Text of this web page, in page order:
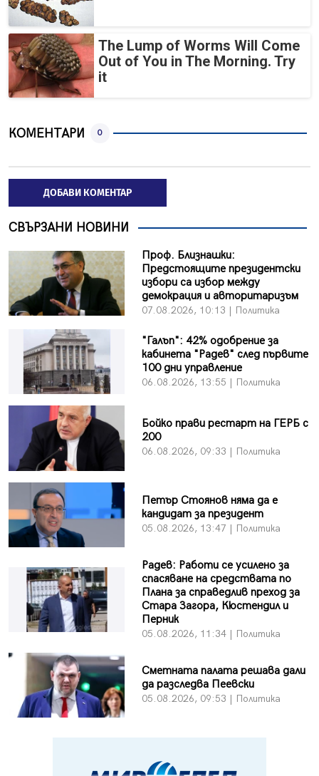
The Lump of Worms Will Come
Out of You in The Morning. Try
it
КОМЕНТАРИ 0
ДОБАВИ КОМЕНТАР
СВЪРЗАНИ НОВИНИ
Проф. Близнашки:
Предстоящите президентски
избори са избор между
демокрация и авторитаризъм
07.08.2026, 10:13 | Политика
"Галъп": 42% одобрение за
кабинета "Радев" след първите
100 дни управление
06.08.2026, 13:55 | Политика
Бойко прави рестарт на ГЕРБ с
200
06.08.2026, 09:33 | Политика
Петър Стоянов няма да е
кандидат за президент
05.08.2026, 13:47 | Политика
Радев: Работи се усилено за
спасяване на средствата по
Плана за справедлив преход за
Стара Загора, Кюстендил и
Перник
05.08.2026, 11:34 | Политика
Сметната палата решава дали
да разследва Пеевски
05.08.2026, 09:53 | Политика